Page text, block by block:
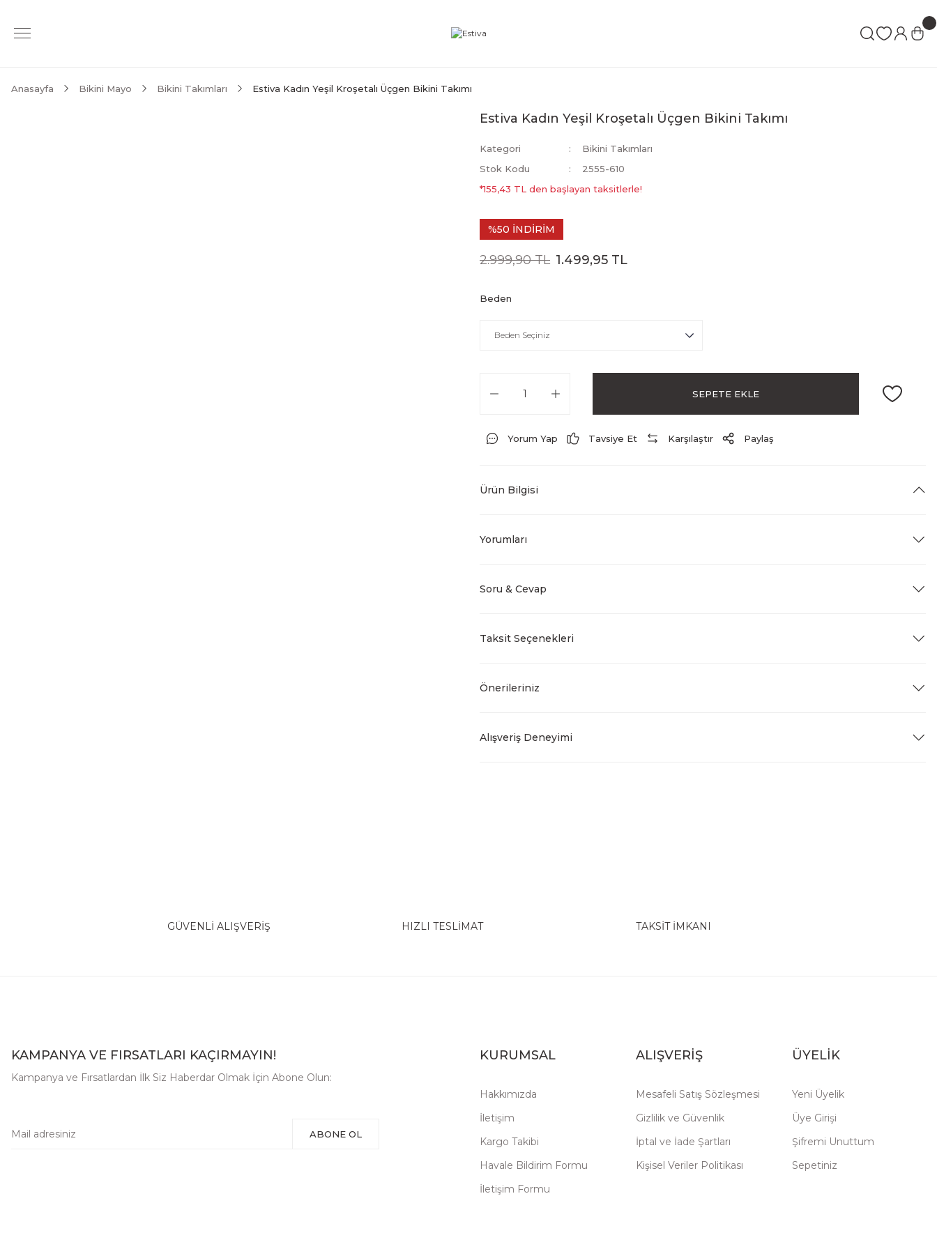
Anasayfa Bikini Mayo Bikini Takımları Estiva Kadın Yeşil Kroşetalı Üçgen Bikini Takımı
Estiva Kadın Yeşil Kroşetalı Üçgen Bikini Takımı
Kategori
Bikini Takımları
Stok Kodu
2555-610
*155,43 TL den başlayan taksitlerle!
%50 İNDİRİM
2.999,90 TL 1.499,95 TL
Beden
SEPETE EKLE
Yorum Yap Tavsiye Et Karşılaştır Paylaş
Ürün Bilgisi
Yorumları
Soru & Cevap
Taksit Seçenekleri
Önerileriniz
Alışveriş Deneyimi
GÜVENLİ ALIŞVERİŞ HIZLI TESLİMAT TAKSİT İMKANI
KAMPANYA VE FIRSATLARI KAÇIRMAYIN!
Kampanya ve Fırsatlardan İlk Siz Haberdar Olmak İçin Abone Olun:
ABONE OL
KURUMSAL
Hakkımızda
İletişim
Kargo Takibi
Havale Bildirim Formu
İletişim Formu
ALIŞVERİŞ
Mesafeli Satış Sözleşmesi
Gizlilik ve Güvenlik
İptal ve İade Şartları
Kişisel Veriler Politikası
ÜYELİK
Yeni Üyelik
Üye Girişi
Şifremi Unuttum
Sepetiniz